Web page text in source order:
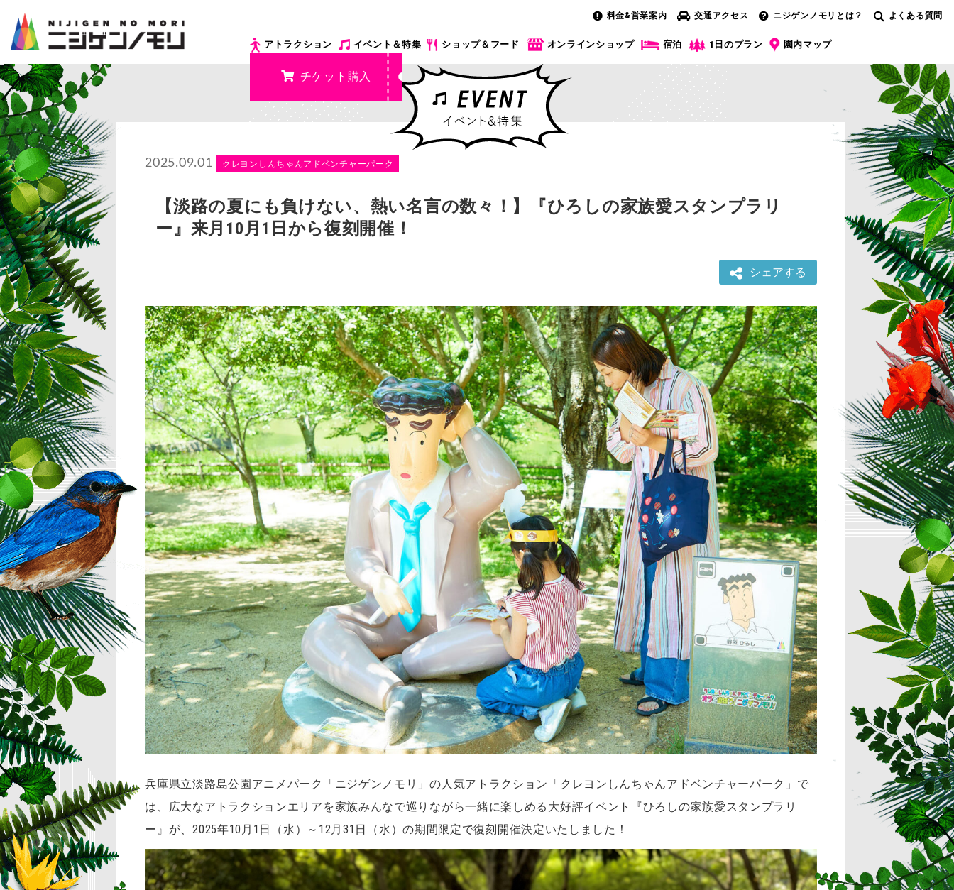
料金&営業案内 交通アクセス ニジゲンノモリとは？ よくある質問
アトラクション イベント＆特集 ショップ＆フード オンラインショップ 宿泊 1日のプラン 園内マップ
チケット購入
2025.09.01 クレヨンしんちゃんアドベンチャーパーク
【淡路の夏にも負けない、熱い名言の数々！】『ひろしの家族愛スタンプラリ
ー』来月10月1日から復刻開催！
シェアする
兵庫県立淡路島公園アニメパーク「ニジゲンノモリ」の人気アトラクション「クレヨンしんちゃんアドベンチャーパーク」で
は、広大なアトラクションエリアを家族みんなで巡りながら一緒に楽しめる大好評イベント『ひろしの家族愛スタンプラリ
ー』が、2025年10月1日（水）～12月31日（水）の期間限定で復刻開催決定いたしました！